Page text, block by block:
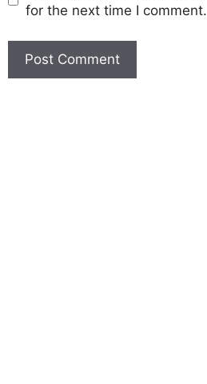
for the next time I comment.